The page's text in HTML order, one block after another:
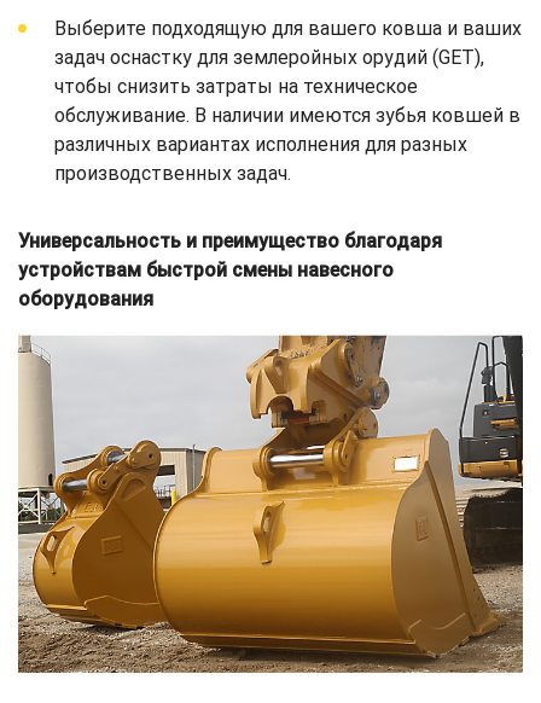
Выберите подходящую для вашего ковша и ваших
задач оснастку для землеройных орудий (GET),
чтобы снизить затраты на техническое
обслуживание. В наличии имеются зубья ковшей в
различных вариантах исполнения для разных
производственных задач.
Универсальность и преимущество благодаря
устройствам быстрой смены навесного
оборудования